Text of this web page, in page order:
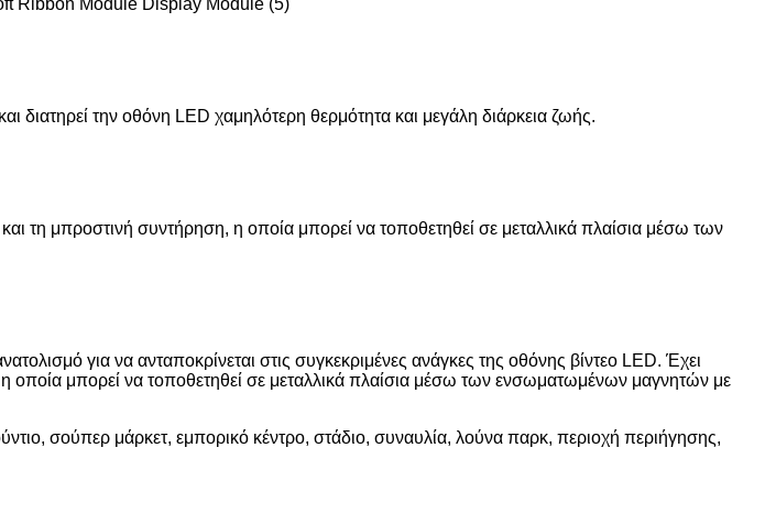
την οθόνη LED χαμηλότερη θερμότητα και μεγάλη διάρκεια ζωής.
τη μπροστινή συντήρηση, η οποία μπορεί να τοποθετηθεί σε μεταλλικά πλαίσια μέσω των
για να ανταποκρίνεται στις συγκεκριμένες ανάγκες της οθόνης βίντεο LED. Έχει
οποία μπορεί να τοποθετηθεί σε μεταλλικά πλαίσια μέσω των ενσωματωμένων μαγνητών με
σούπερ μάρκετ, εμπορικό κέντρο, στάδιο, συναυλία, λούνα παρκ, περιοχή περιήγησης,